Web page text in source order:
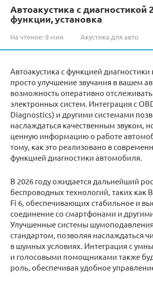
Автоакустика с диагностикой
функции, установка
На чтение: 8 мин Акустика для авто
Автоакустика с функцией диагностики
просто улучшение звучания в вашем
возможность оперативно отслеживать
электронных систем. Интеграция с
Diagnostics) и другими системами
наслаждаться качественным звуком,
ценную информацию о работе
тому, как это реализовано в
функцией диагностики автомобиля.
В 2026 году ожидается дальнейший
беспроводных технологий, таких как
Fi 6, обеспечивающих стабильное и
соединение со смартфонами и
Улучшенные системы шумоподавления
стандартом, позволяя наслаждаться
в шумных условиях. Интеграция с
и голосовыми помощниками также
роль, обеспечивая удобное